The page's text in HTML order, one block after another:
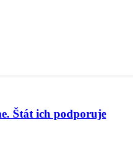
Štát ich podporuje